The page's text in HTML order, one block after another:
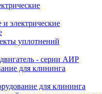
электрические
уплотнений
- серии АИР
для клининга
для клининга